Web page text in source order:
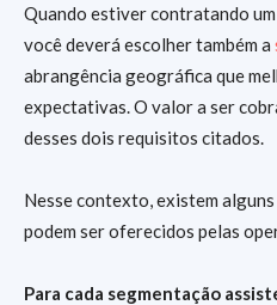
Quando estiver contratando um
você deverá escolher também a
abrangência geográfica que
expectativas. O valor a ser
desses dois requisitos citados.
Nesse contexto, existem
podem ser oferecidos pelas
Para cada segmentação